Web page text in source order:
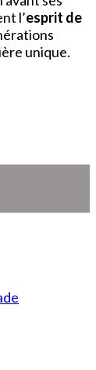
l’esprit de
unique.